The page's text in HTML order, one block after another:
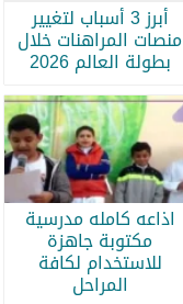
أبرز 3 أسباب لتغيير
منصات المراهنات خلال
بطولة العالم 2026
اذاعه كامله مدرسية
مكتوبة جاهزة
للاستخدام لكافة
المراحل